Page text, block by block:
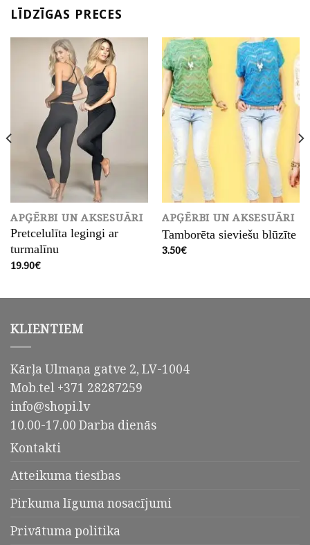
LĪDZĪGAS PRECES
APĢĒRBI UN AKSESUĀRI
Pretcelulīta legingi ar
turmalīnu
19.90€
APĢĒRBI UN AKSESUĀRI
Tamborēta sieviešu blūzīte
3.50€
KLIENTIEM
Kārļa Ulmaņa gatve 2, LV-1004
Mob.tel +371 28287259
info@shopi.lv
10.00-17.00 Darba dienās
Kontakti
Atteikuma tiesības
Pirkuma līguma nosacījumi
Privātuma politika